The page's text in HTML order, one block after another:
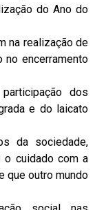
do Ano do
na realização de
encerramento
dos
e do laicato
da sociedade,
o cuidado com a
que outro mundo